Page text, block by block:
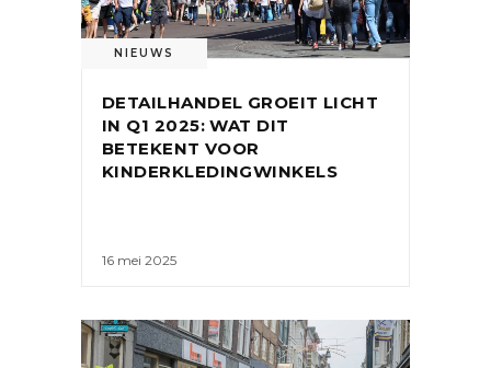
NIEUWS
DETAILHANDEL GROEIT LICHT
IN Q1 2025: WAT DIT
BETEKENT VOOR
KINDERKLEDINGWINKELS
16 mei 2025